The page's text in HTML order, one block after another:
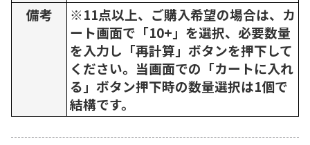
備考
※11点以上、ご購入希望の場合は、カ
ート画面で「10+」を選択、必要数量
を入力し「再計算」ボタンを押下して
ください。当画面での「カートに入れ
る」ボタン押下時の数量選択は1個で
結構です。